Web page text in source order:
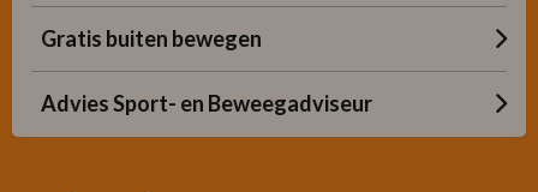
Gratis buiten bewegen
Advies Sport- en Beweegadviseur